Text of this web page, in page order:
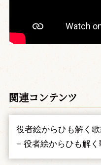
翁と千歳が格調高く荘重に
天下泰平と五穀豊穣を祈り舞
〈萬歳〉
春を迎えた往来へ、連れ立
め、平安を祈念する儀式舞踊
らす『萬歳』で、令和4年の
関連コンテンツ
役者絵からひも解く
− 役者絵からひも解